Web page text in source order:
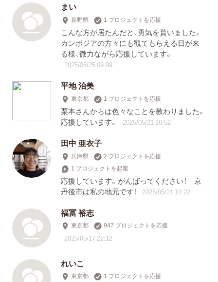
まい
長野県 1 プロジェクトを応援
こんな方が居たんだと、勇気を貰いました。
カンボジアの方々にも観てもらえる日が来
る様、微力ながら応援しています。
2025/05/25 09:09
平地 治美
東京都 1 プロジェクトを応援
栗本さんからは色々なことを教わりました。
応援しています。
2025/05/21 16:52
田中 亜衣子
兵庫県
2 プロジェクトを応援
1 プロジェクトを起案
応援しています。がんばってください！ 京
丹後市は私の地元です！
2025/05/21 10:22
福冨 裕志
東京都 947 プロジェクトを応援
2025/05/17 22:12
れいこ
東京都 1 プロジェクトを応援